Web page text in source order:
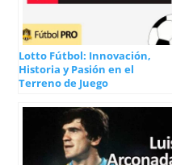
Lotto Fútbol: Innovación,
Historia y Pasión en el
Terreno de Juego